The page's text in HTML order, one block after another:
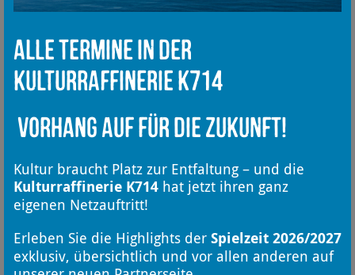
Babykonzert mit dem Kyiv Symphony
Orchestra
Mehr erfahren
Alle Termine in der
Kulturraffinerie K714
Vorhang auf für die Zukunft!
Kultur braucht Platz zur Entfaltung – und die
Kulturraffinerie K714 hat jetzt ihren ganz
eigenen Netzauftritt!
Erleben Sie die Highlights der Spielzeit 2026/2027
exklusiv, übersichtlich und vor allen anderen auf